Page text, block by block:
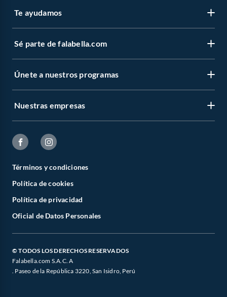
Te ayudamos
Sé parte de falabella.com
Únete a nuestros programas
Nuestras empresas
Términos y condiciones
Política de cookies
Política de privacidad
Oficial de Datos Personales
© TODOS LOS DERECHOS RESERVADOS
Falabella.com S.A.C. A
. Paseo de la República 3220, San Isidro, Perú